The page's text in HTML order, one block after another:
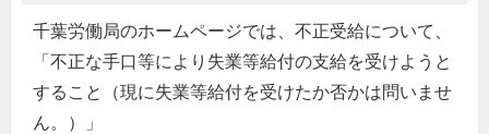
千葉労働局のホームページでは、不正受給について、
「不正な手口等により失業等給付の支給を受けようと
すること（現に失業等給付を受けたか否かは問いませ
ん。）」